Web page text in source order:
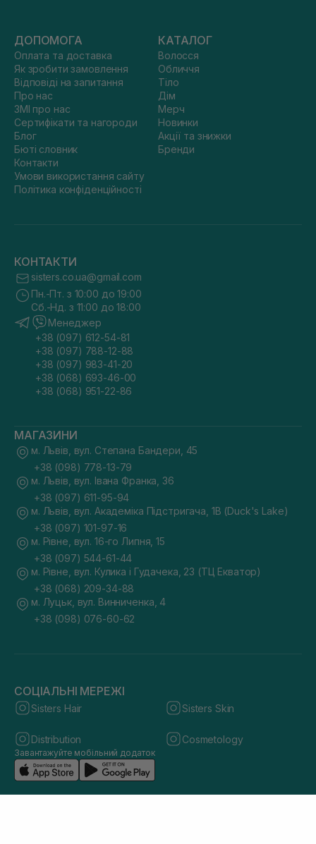
ДОПОМОГА
Оплата та доставка
Як зробити замовлення
Відповіді на запитання
Про нас
ЗМІ про нас
Сертифікати та нагороди
Блог
Бюті словник
Контакти
Умови використання сайту
Політика конфіденційності
КАТАЛОГ
Волосся
Обличчя
Тіло
Дім
Мерч
Новинки
Акції та знижки
Бренди
КОНТАКТИ
sisters.co.ua@gmail.com
Пн.-Пт. з 10:00 до 19:00
Сб.-Нд. з 11:00 до 18:00
Менеджер
+38 (097) 612-54-81
+38 (097) 788-12-88
+38 (097) 983-41-20
+38 (068) 693-46-00
+38 (068) 951-22-86
МАГАЗИНИ
м. Львів, вул. Степана Бандери, 45
+38 (098) 778-13-79
м. Львів, вул. Івана Франка, 36
+38 (097) 611-95-94
м. Львів, вул. Академіка Підстригача, 1В (Duck's Lake)
+38 (097) 101-97-16
м. Рівне, вул. 16-го Липня, 15
+38 (097) 544-61-44
м. Рівне, вул. Кулика і Гудачека, 23 (ТЦ Екватор)
+38 (068) 209-34-88
м. Луцьк, вул. Винниченка, 4
+38 (098) 076-60-62
СОЦІАЛЬНІ МЕРЕЖІ
Sisters Hair Sisters Skin
Distribution Cosmetology
Завантажуйте мобільний додаток